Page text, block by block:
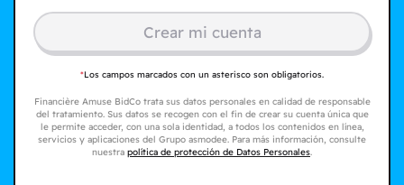
Crear mi cuenta
*Los campos marcados con un asterisco son obligatorios.
Financière Amuse BidCo trata sus datos personales en calidad de responsable
del tratamiento. Sus datos se recogen con el fin de crear su cuenta única que
le permite acceder, con una sola identidad, a todos los contenidos en línea,
servicios y aplicaciones del Grupo asmodee. Para más información, consulte
nuestra política de protección de Datos Personales.